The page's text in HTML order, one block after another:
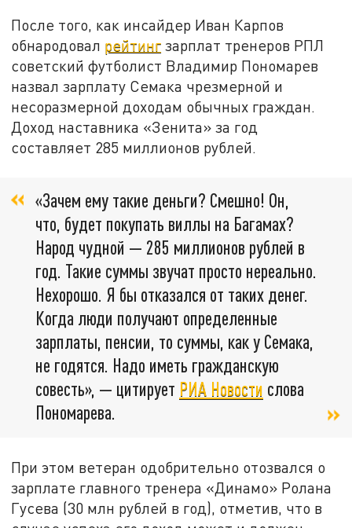
После того, как инсайдер Иван Карпов
обнародовал рейтинг зарплат тренеров РПЛ
советский футболист Владимир Пономарев
назвал зарплату Семака чрезмерной и
несоразмерной доходам обычных граждан.
Доход наставника «Зенита» за год
составляет 285 миллионов рублей.
«Зачем ему такие деньги? Смешно! Он,
что, будет покупать виллы на Багамах?
Народ чудной — 285 миллионов рублей в
год. Такие суммы звучат просто нереально.
Нехорошо. Я бы отказался от таких денег.
Когда люди получают определенные
зарплаты, пенсии, то суммы, как у Семака,
не годятся. Надо иметь гражданскую
совесть», — цитирует РИА Новости слова
Пономарева.
При этом ветеран одобрительно отозвался о
зарплате главного тренера «Динамо» Ролана
Гусева (30 млн рублей в год), отметив, что в